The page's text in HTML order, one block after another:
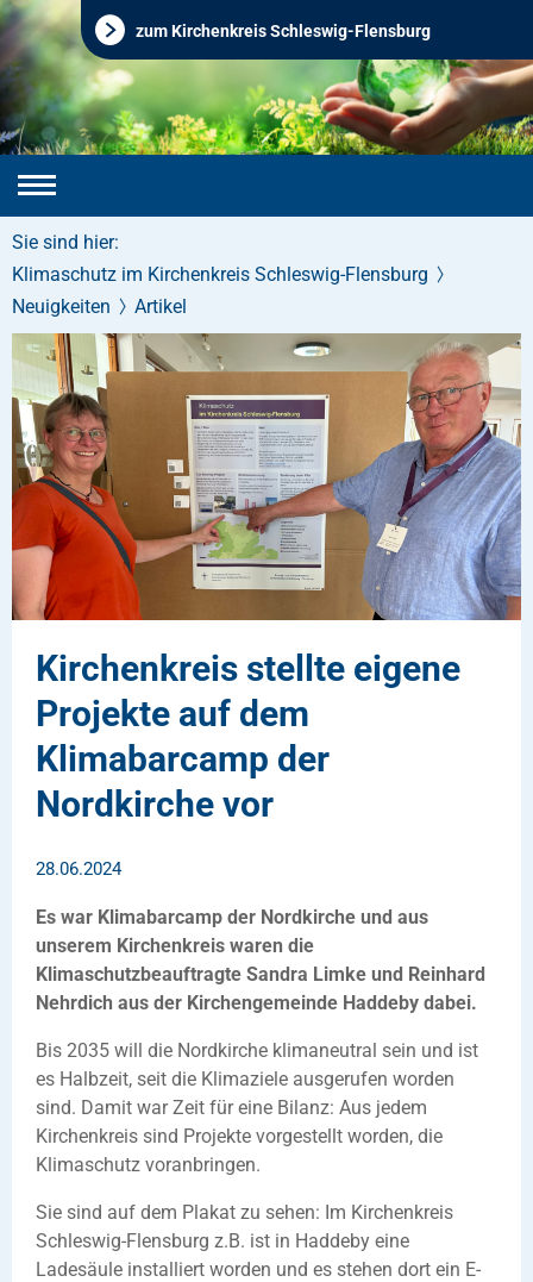
zum Kirchenkreis Schleswig-Flensburg
Sie sind hier:
Klimaschutz im Kirchenkreis Schleswig-Flensburg
Neuigkeiten
Artikel
Kirchenkreis stellte eigene
Projekte auf dem
Klimabarcamp der
Nordkirche vor
28.06.2024
Es war Klimabarcamp der Nordkirche und aus
unserem Kirchenkreis waren die
Klimaschutzbeauftragte Sandra Limke und Reinhard
Nehrdich aus der Kirchengemeinde Haddeby dabei.
Bis 2035 will die Nordkirche klimaneutral sein und ist
es Halbzeit, seit die Klimaziele ausgerufen worden
sind. Damit war Zeit für eine Bilanz: Aus jedem
Kirchenkreis sind Projekte vorgestellt worden, die
Klimaschutz voranbringen.
Sie sind auf dem Plakat zu sehen: Im Kirchenkreis
Schleswig-Flensburg z.B. ist in Haddeby eine
Ladesäule installiert worden und es stehen dort ein E-